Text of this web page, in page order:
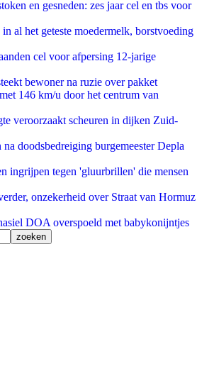
en gesneden: zes jaar cel en tbs voor
al het geteste moedermelk, borstvoeding
cel voor afpersing 12-jarige
bewoner na ruzie over pakket
146 km/u door het centrum van
veroorzaakt scheuren in dijken Zuid-
doodsbedreiging burgemeester Depla
ingrijpen tegen 'gluurbrillen' die mensen
onzekerheid over Straat van Hormuz
DOA overspoeld met babykonijntjes